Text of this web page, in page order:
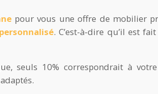
pour vous une offre de mobilier
. C’est-à-dire qu’il est fait
seuls 10% correspondrait à votre